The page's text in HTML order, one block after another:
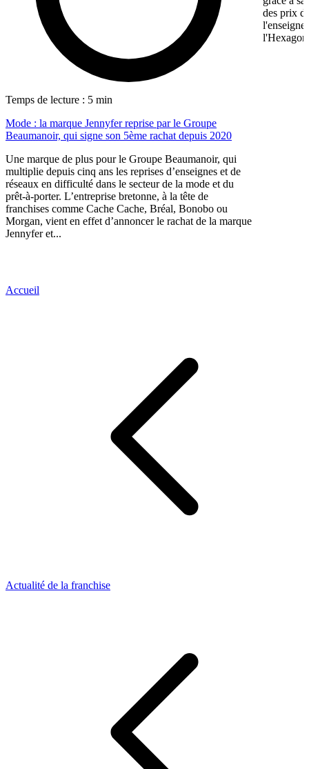
Temps de lecture : 5 min
Mode : la marque Jennyfer reprise par le Groupe
Beaumanoir, qui signe son 5ème rachat depuis 2020
Une marque de plus pour le Groupe Beaumanoir, qui
multiplie depuis cinq ans les reprises d’enseignes et de
réseaux en difficulté dans le secteur de la mode et du
prêt-à-porter. L’entreprise bretonne, à la tête de
franchises comme Cache Cache, Bréal, Bonobo ou
Morgan, vient en effet d’annoncer le rachat de la marque
Jennyfer et...
des prix
l'enseigne
Accueil
Actualité de la franchise